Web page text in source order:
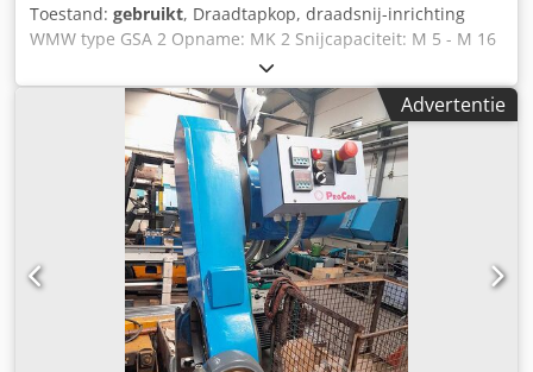
Toestand: gebruikt, Draadtapkop, draadsnij-inrichting
WMW type GSA 2 Opname: MK 2 Snijcapaciteit: M 5 - M 16
- instelbare slipkoppeling Eigen gewicht: 3 kg Automatisch
rechts-/linkslopend met vasthoudstang. De machine hoeft
niet per se rechts-/linkslopend te zijn. Dkjdpfjxf Uymsx
Acqor De tap wordt met instelbare houders op de schacht
en het vierkant gespannen. Beide houders ontbreken.
(maar zijn redelijk eenvoudig te maken) Geschikt voor het
snijden van rechtse draad.
Advertentie